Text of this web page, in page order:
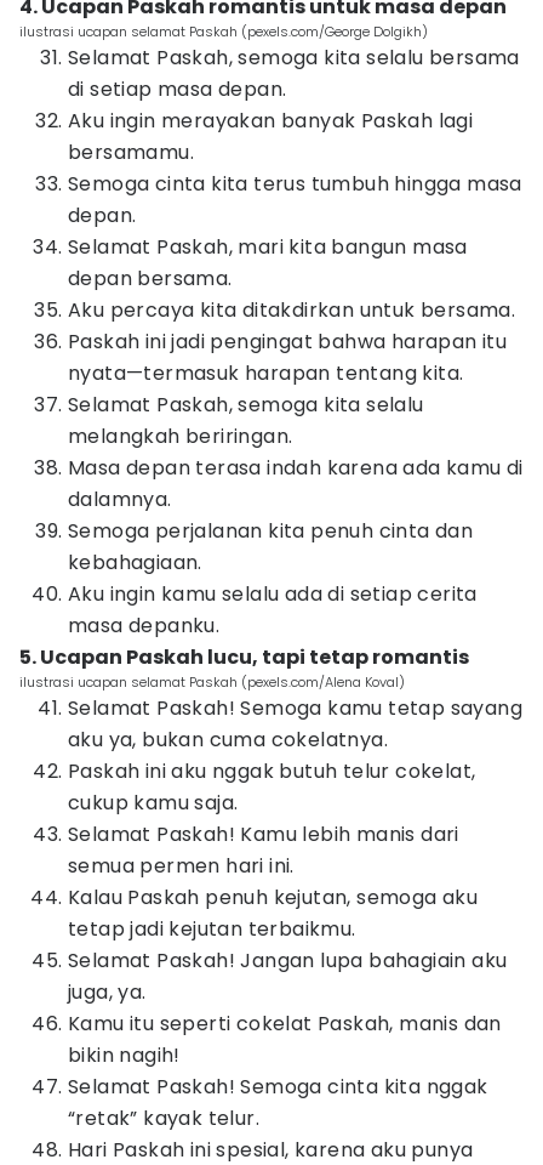
4. Ucapan Paskah romantis untuk masa depan
ilustrasi ucapan selamat Paskah (pexels.com/George Dolgikh)
Selamat Paskah, semoga kita selalu bersama
di setiap masa depan.
Aku ingin merayakan banyak Paskah lagi
bersamamu.
Semoga cinta kita terus tumbuh hingga masa
depan.
Selamat Paskah, mari kita bangun masa
depan bersama.
Aku percaya kita ditakdirkan untuk bersama.
Paskah ini jadi pengingat bahwa harapan itu
nyata—termasuk harapan tentang kita.
Selamat Paskah, semoga kita selalu
melangkah beriringan.
Masa depan terasa indah karena ada kamu di
dalamnya.
Semoga perjalanan kita penuh cinta dan
kebahagiaan.
Aku ingin kamu selalu ada di setiap cerita
masa depanku.
5. Ucapan Paskah lucu, tapi tetap romantis
ilustrasi ucapan selamat Paskah (pexels.com/Alena Koval)
Selamat Paskah! Semoga kamu tetap sayang
aku ya, bukan cuma cokelatnya.
Paskah ini aku nggak butuh telur cokelat,
cukup kamu saja.
Selamat Paskah! Kamu lebih manis dari
semua permen hari ini.
Kalau Paskah penuh kejutan, semoga aku
tetap jadi kejutan terbaikmu.
Selamat Paskah! Jangan lupa bahagiain aku
juga, ya.
Kamu itu seperti cokelat Paskah, manis dan
bikin nagih!
Selamat Paskah! Semoga cinta kita nggak
“retak” kayak telur.
Hari Paskah ini spesial, karena aku punya